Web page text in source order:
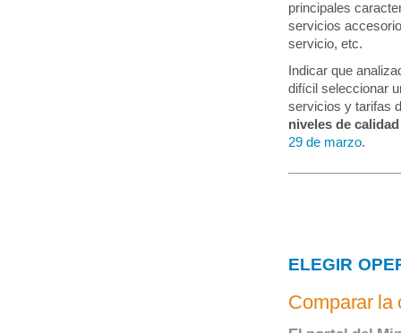
principales
servicios
servicio, etc.
Indicar que
difícil seleccionar
servicios y tarifas
niveles de calidad
29 de marzo.
ELEGIR
Comparar la